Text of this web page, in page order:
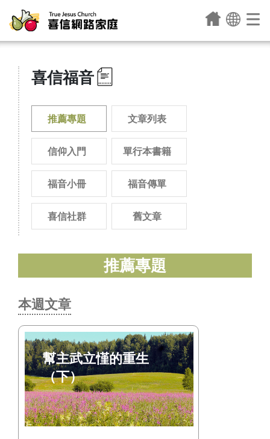
喜信福音
推薦專題 文章列表
信仰入門 單行本書籍
福音小冊 福音傳單
喜信社群 舊文章
推薦專題
本週文章
幫主武立慬的重生
（下）